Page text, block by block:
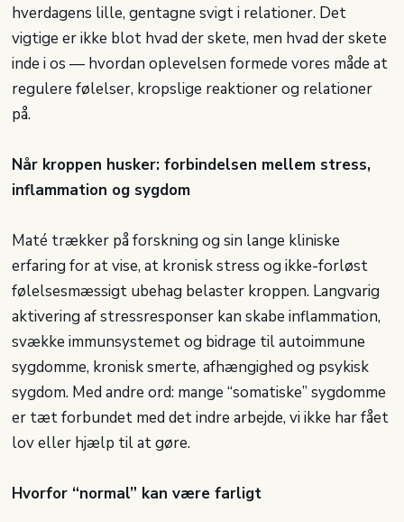
hverdagens lille, gentagne svigt i relationer. Det
vigtige er ikke blot hvad der skete, men hvad der skete
inde i os — hvordan oplevelsen formede vores måde at
regulere følelser, kropslige reaktioner og relationer
på.
Når kroppen husker: forbindelsen mellem stress,
inflammation og sygdom
Maté trækker på forskning og sin lange kliniske
erfaring for at vise, at kronisk stress og ikke-forløst
følelsesmæssigt ubehag belaster kroppen. Langvarig
aktivering af stressresponser kan skabe inflammation,
svække immunsystemet og bidrage til autoimmune
sygdomme, kronisk smerte, afhængighed og psykisk
sygdom. Med andre ord: mange “somatiske” sygdomme
er tæt forbundet med det indre arbejde, vi ikke har fået
lov eller hjælp til at gøre.
Hvorfor “normal” kan være farligt